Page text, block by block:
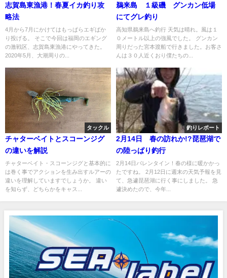
志賀島東漁港！春夏イカ釣り攻
略法
4月から7月にかけてはもっぱらエギばか
り投げる。 そこで今回は福岡のエギング
の激戦区、志賀島東漁港にやってきた。
2020年5月、大潮周りの...
鵜来島 １級磯 グンカン低場
にてグレ釣り
高知県鵜来島へ釣行 天気は晴れ。風は１
０メートル以上の強風でした。 グンカン
周りだった宮本渡船で行きました。お客さ
んは３０人近くおり僕たちの...
タックル
チャターベイトとスコーンジグ
の違いを解説
チャターベイト・スコーンジグと基本的に
は巻く事でアクションを生み出すルアーの
違いを理解していますでしょうか。 違い
を知らず、どちらかをキャス...
釣りレポート
2月14日 春の訪れか!?琵琶湖で
の陸っぱり釣行
2月14日バレンタイン！春の様に暖かかっ
たですね。 2月12日に週末の天気予報を見
て、急遽琵琶湖に行く事にしました。 急
遽決めたので、今年...